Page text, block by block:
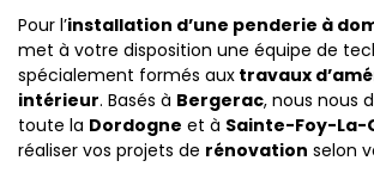
Pour l’installation d’une penderie à
met à votre disposition une équipe de
spécialement formés aux travaux
intérieur. Basés à Bergerac, nous nous
toute la Dordogne et à Sainte-Foy-La-
réaliser vos projets de rénovation selon